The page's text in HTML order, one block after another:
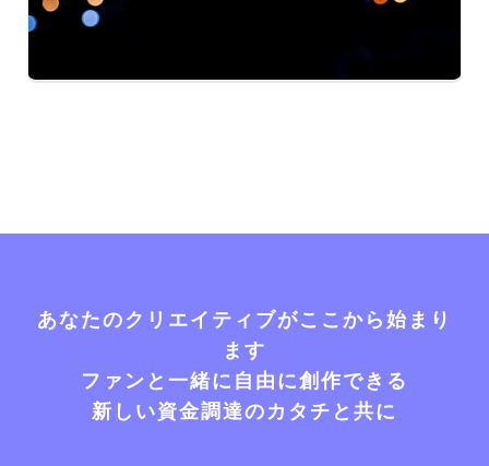
あなたのクリエイティブがここから始まり
ます
ファンと一緒に自由に創作できる
新しい資金調達のカタチと共に